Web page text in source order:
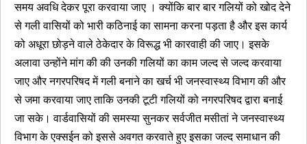
समय अवधि देकर पूरा करवाया जाए । क्योंकि बार बार गलियों को खोद देने
से गली वासियों को भारी कठिनाई का सामना करना पड़ता है और इस कार्य
को अधूरा छोड़ने वाले ठेकेदार के विरूद्ध भी कारवाही की जाए। इसके
अलावा उन्होंने मांग की की उनकी गलियों का काम जल्द से जल्द करवाया
जाए और नगरपरिषद में गली बनाने का खर्च भी जनस्वास्थ्य विभाग की और
से जमा करवाया जाए ताकि उनकी टूटी गलियों को नगरपरिषद द्वारा बनाई
जा सके। वार्डवासियों की समस्या सुनकर सर्वजीत मसीतां ने जनस्वास्थ्य
विभाग के एक्सईन को इससे अवगत करवाते हुए इसका जल्द समाधान की